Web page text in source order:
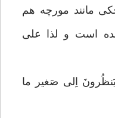
مانند مورچه هم
است و لذا علی
اِلی صَغیر ما